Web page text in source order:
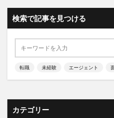
検索で記事を見つける
転職 未経験 エージェント
カテゴリー